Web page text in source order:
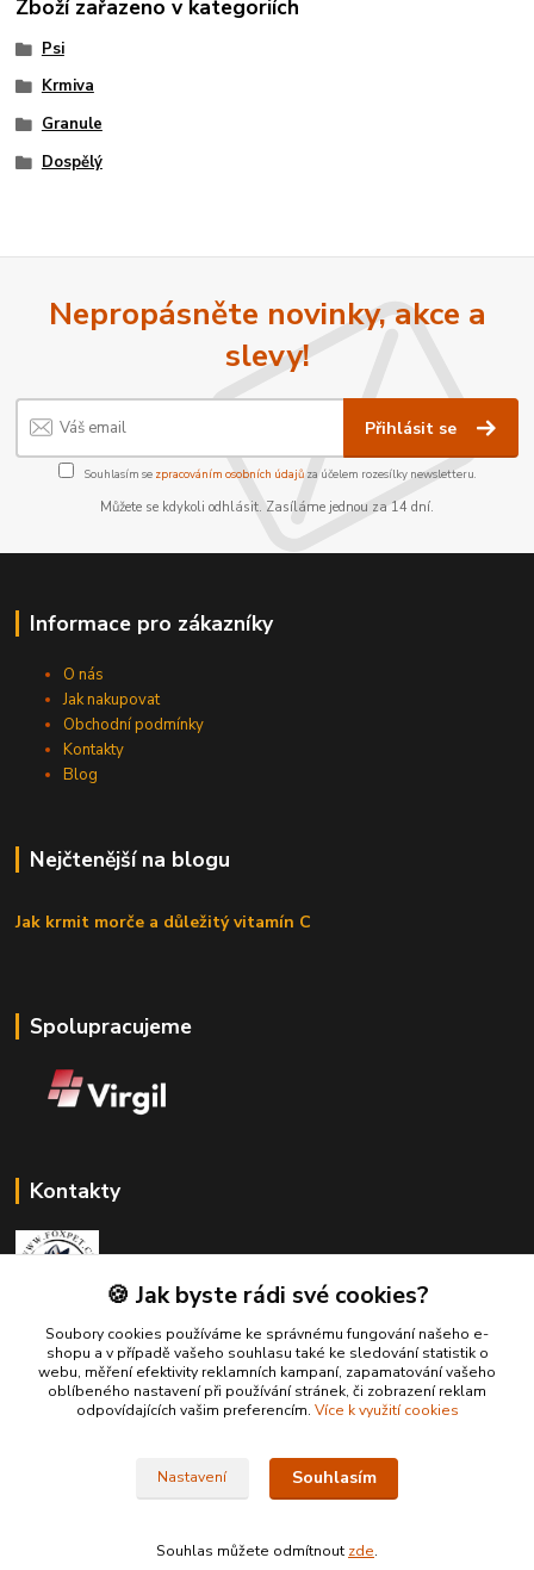
Zboží zařazeno v kategoriích
Psi
Krmiva
Granule
Dospělý
Nepropásněte novinky, akce a
slevy!
Přihlásit se
Souhlasím se zpracováním osobních údajůza účelem rozesílky newsletteru.
Můžete se kdykoli odhlásit. Zasíláme jednou za 14 dní.
Informace pro zákazníky
O nás
Jak nakupovat
Obchodní podmínky
Kontakty
Blog
Nejčtenější na blogu
Jak krmit morče a důležitý vitamín C
Spolupracujeme
Kontakty
Zákaznická podpora Fox Pet
+420731765216
(Po-Pá, 10-14 hod.)
🍪 Jak byste rádi své cookies?
Soubory cookies používáme ke správnému fungování našeho e-
shopu a v případě vašeho souhlasu také ke sledování statistik o
webu, měření efektivity reklamních kampaní, zapamatování vašeho
oblíbeného nastavení při používání stránek, či zobrazení reklam
odpovídajících vašim preferencím. Více k využití cookies
Nastavení Souhlasím
Souhlas můžete odmítnout zde.